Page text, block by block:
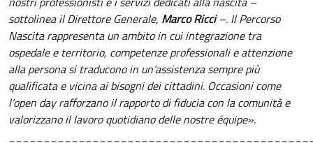
sottolinea il Direttore Generale, Marco Ricci–. Il Percorso
Nascita rappresenta un ambito in cui integrazione tra
ospedale e territorio, competenze professionali e attenzione
alla persona si traducono in un’assistenza sempre più
qualificata e vicina ai bisogni dei cittadini. Occasioni come
l’open day rafforzano il rapporto di fiducia con la comunità e
valorizzano il lavoro quotidiano delle nostre équipe».